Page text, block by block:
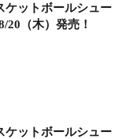
ケットボールシュー
20（木）発売！
ケットボールシュー